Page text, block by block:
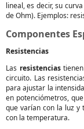
lineal, es decir, su
de Ohm). Ejemplos:
Componentes
Resistencias
Las resistenciastienen
circuito. Las
para ajustar la
en potenciómetros,
que varían con la luz y
con la temperatura.